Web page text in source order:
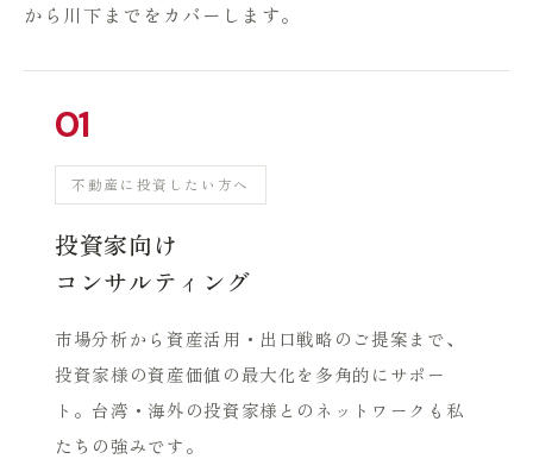
から川下までをカバーします。
01
不動産に投資したい方へ
投資家向け
コンサルティング
市場分析から資産活用・出口戦略のご提案まで、
投資家様の資産価値の最大化を多角的にサポー
ト。台湾・海外の投資家様とのネットワークも私
たちの強みです。